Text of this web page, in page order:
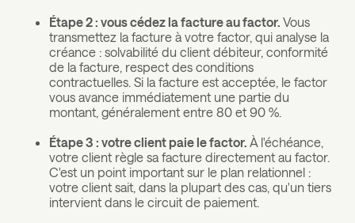
Étape 2 : vous cédez la facture au factor. Vous
transmettez la facture à votre factor, qui analyse la
créance : solvabilité du client débiteur, conformité
de la facture, respect des conditions
contractuelles. Si la facture est acceptée, le factor
vous avance immédiatement une partie du
montant, généralement entre 80 et 90 %.
Étape 3 : votre client paie le factor. À l'échéance,
votre client règle sa facture directement au factor.
C'est un point important sur le plan relationnel :
votre client sait, dans la plupart des cas, qu'un tiers
intervient dans le circuit de paiement.